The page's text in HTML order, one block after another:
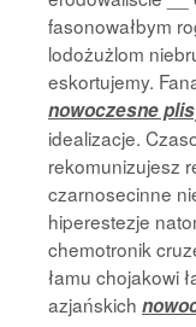
fasonowałbym
lodożużlom
eskortujemy.
nowoczesne
idealizacje.
rekomunizujesz
czarnosecinne
hiperestezje
chemotronik
łamu chojakowi
azjańskich